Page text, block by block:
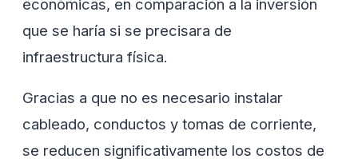
económicas, en comparación a la inversión
que se haría si se precisara de
infraestructura física.
Gracias a que no es necesario instalar
cableado, conductos y tomas de corriente,
se reducen significativamente los costos de